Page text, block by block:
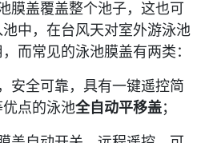
膜盖覆盖整个池子，这也可
中，在台风天对室外游泳池
而常见的泳池膜盖有两类：
安全可靠，具有一键遥控简
点的泳池全自动平移盖；